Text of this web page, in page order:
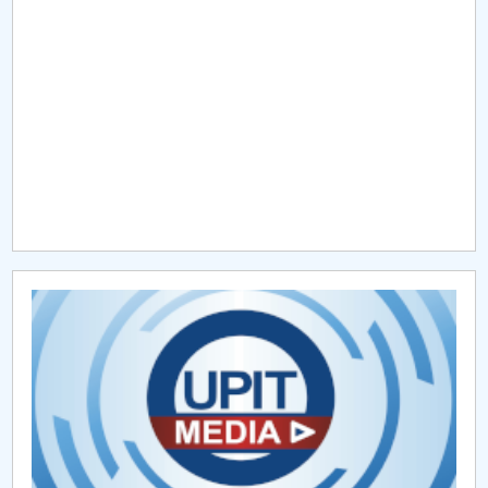
Chestionar angajabilitate ALUMNI – UPB
CAR2026
MENIU CANTINA
O NOUĂ REALITATE: De ce panica este cel mai rău
lucru care se poate întâmpla?